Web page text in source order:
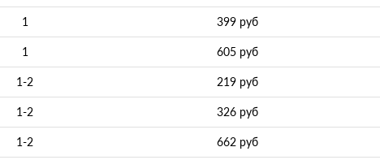
1 399 руб
1 605 руб
1-2 219 руб
1-2 326 руб
1-2 662 руб